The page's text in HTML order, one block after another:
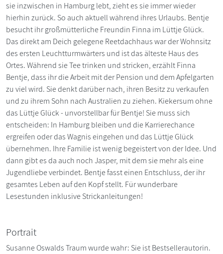
sie inzwischen in Hamburg lebt, zieht es sie immer wieder
hierhin zurück. So auch aktuell während ihres Urlaubs. Bentje
besucht ihr großmütterliche Freundin Finna im Lüttje Glück.
Das direkt am Deich gelegene Reetdachhaus war der Wohnsitz
des ersten Leuchtturmwärters und ist das älteste Haus des
Ortes. Während sie Tee trinken und stricken, erzählt Finna
Bentje, dass ihr die Arbeit mit der Pension und dem Apfelgarten
zu viel wird. Sie denkt darüber nach, ihren Besitz zu verkaufen
und zu ihrem Sohn nach Australien zu ziehen. Kiekersum ohne
das Lüttje Glück - unvorstellbar für Bentje! Sie muss sich
entscheiden: In Hamburg bleiben und die Karrierechance
ergreifen oder das Wagnis eingehen und das Lüttje Glück
übernehmen. Ihre Familie ist wenig begeistert von der Idee. Und
dann gibt es da auch noch Jasper, mit dem sie mehr als eine
Jugendliebe verbindet. Bentje fasst einen Entschluss, der ihr
gesamtes Leben auf den Kopf stellt. Für wunderbare
Lesestunden inklusive Strickanleitungen!
Portrait
Susanne Oswalds Traum wurde wahr: Sie ist Bestsellerautorin.